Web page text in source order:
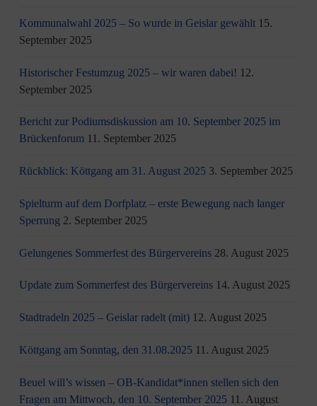
Kommunalwahl 2025 – So wurde in Geislar gewählt 15.
September 2025
Historischer Festumzug 2025 – wir waren dabei! 12.
September 2025
Bericht zur Podiumsdiskussion am 10. September 2025 im
Brückenforum 11. September 2025
Rückblick: Köttgang am 31. August 2025 3. September 2025
Spielturm auf dem Dorfplatz – erste Bewegung nach langer
Sperrung 2. September 2025
Gelungenes Sommerfest des Bürgervereins 28. August 2025
Update zum Sommerfest des Bürgervereins 14. August 2025
Stadtradeln 2025 – Geislar radelt (mit) 12. August 2025
Köttgang am Sonntag, den 31.08.2025 11. August 2025
Beuel will’s wissen – OB-Kandidat*innen stellen sich den
Fragen am Mittwoch, den 10. September 2025 11. August